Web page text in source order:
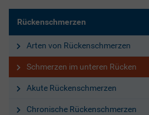
Rückenschmerzen
Arten von Rückenschmerzen
Schmerzen im unteren Rücken
Akute Rückenschmerzen
Chronische Rückenschmerzen